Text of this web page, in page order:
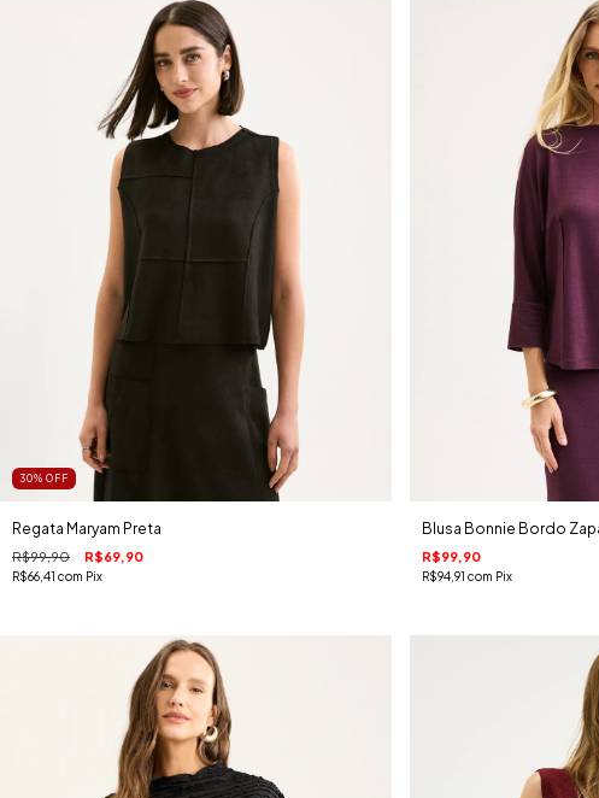
30% OFF
Regata Maryam Preta
R$99,90 R$69,90
R$66,41 com Pix
Blusa Bonnie Bordo
R$99,90
R$94,91 com Pix